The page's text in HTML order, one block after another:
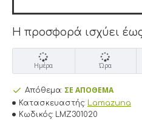
Η προσφορά ισχύει
Ημέρα Ώρα
Απόθεμα: ΣΕ ΑΠΌΘΕΜΑ
Κατασκευαστής: Lamazuna
Κωδικός: LMZ301020